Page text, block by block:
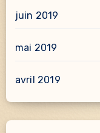
juin 2019
mai 2019
avril 2019